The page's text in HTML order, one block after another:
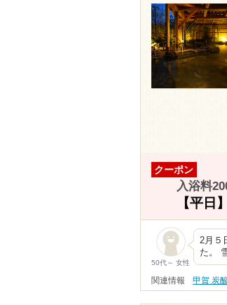
クーポン
入浴料
【平日
50代～ 女性
2月５
た。
関連情報 甲賀 炭